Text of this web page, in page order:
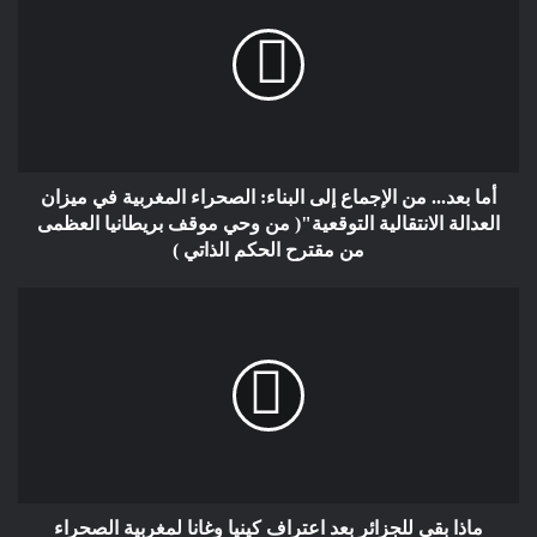
فمع انضمام بريطانيا إلى موقف كل من الولايات المتحدة وفرنسا،
وحيد قابل للتنفيذ.
الأوراق التي غيرت ميزان القوى
لندن ليست ساذجة. مصالحها الاستراتيجية اليوم تمر عبر تأمين
مصادر طاقة نظيفة وموثوقة بعد البريكسيت.
أما بعد... من الإجماع إلى البناء: الصحراء المغربية في ميزان
العدالة الانتقالية التوقعية"( من وحي موقف بريطانيا العظمى
من مقترح الحكم الذاتي )
ماذا بقي للجزائر بعد اعتراف كينيا وغانا لمغربية الصحراء